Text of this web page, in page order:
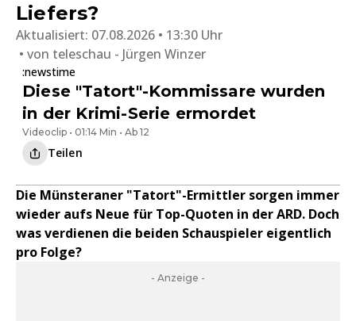
Liefers?
Aktualisiert: 07.08.2026 • 13:30 Uhr
von teleschau - Jürgen Winzer
:newstime
Diese "Tatort"-Kommissare wurden
in der Krimi-Serie ermordet
Videoclip • 01:14 Min • Ab 12
Teilen
Die Münsteraner "Tatort"-Ermittler sorgen immer
wieder aufs Neue für Top-Quoten in der ARD. Doch
was verdienen die beiden Schauspieler eigentlich
pro Folge?
- Anzeige -